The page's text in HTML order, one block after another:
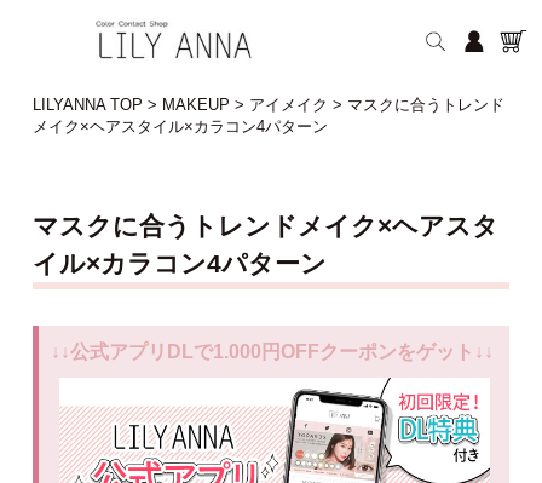
LILYANNA TOP > MAKEUP > アイメイク > マスクに合うトレンド
メイク×ヘアスタイル×カラコン4パターン
マスクに合うトレンドメイク×ヘアスタ
イル×カラコン4パターン
↓↓公式アプリDLで1.000円OFFクーポンをゲット↓↓